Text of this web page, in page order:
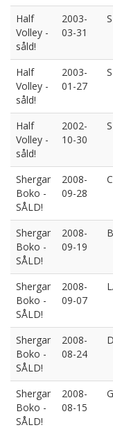
Half
Volley -
såld!
2003-
03-31
S
Half
Volley -
såld!
2003-
01-27
S
Half
Volley -
såld!
2002-
10-30
S
Shergar
Boko -
SÅLD!
2008-
09-28
Shergar
Boko -
SÅLD!
2008-
09-19
Shergar
Boko -
SÅLD!
2008-
09-07
Shergar
Boko -
SÅLD!
2008-
08-24
Shergar
Boko -
SÅLD!
2008-
08-15